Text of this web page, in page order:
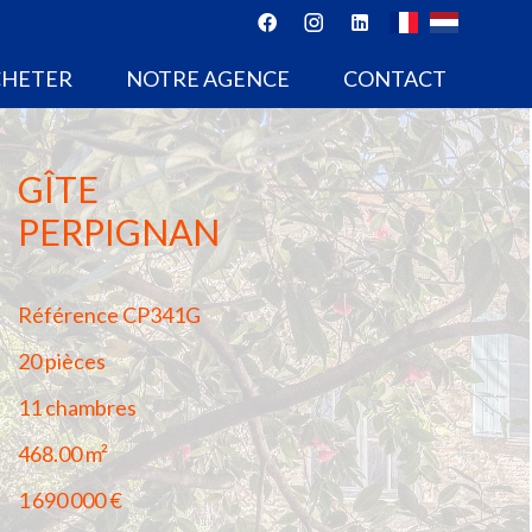
NOTRE AGENCE CONTACT
GÎTE
PERPIGNAN
RéférenceCP341G
20 pièces
11 chambres
468.00m²
1 690 000 €